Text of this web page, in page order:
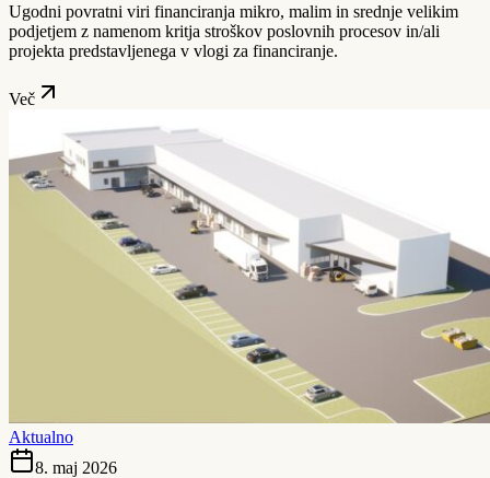
Ugodni povratni viri financiranja mikro, malim in srednje velikim
podjetjem z namenom kritja stroškov poslovnih procesov in/ali
projekta predstavljenega v vlogi za financiranje.
Več
Aktualno
8. maj 2026